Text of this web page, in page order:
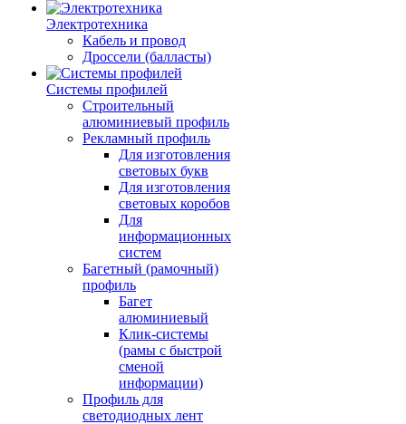
Электротехника
Кабель и провод
Дроссели (балласты)
Системы профилей
Строительный
алюминиевый профиль
Рекламный профиль
Для изготовления
световых букв
Для изготовления
световых коробов
Для
информационных
систем
Багетный (рамочный)
профиль
Багет
алюминиевый
Клик-системы
(рамы с быстрой
сменой
информации)
Профиль для
светодиодных лент